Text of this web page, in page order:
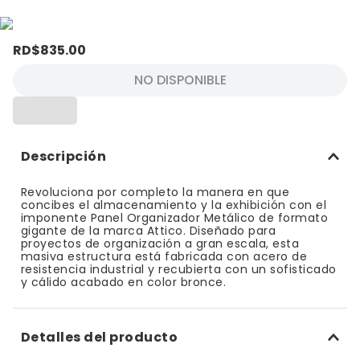
RD$835.00
NO DISPONIBLE
Descripción
Revoluciona por completo la manera en que
concibes el almacenamiento y la exhibición con el
imponente Panel Organizador Metálico de formato
gigante de la marca Attico. Diseñado para
proyectos de organización a gran escala, esta
masiva estructura está fabricada con acero de
resistencia industrial y recubierta con un sofisticado
y cálido acabado en color bronce.
Detalles del producto